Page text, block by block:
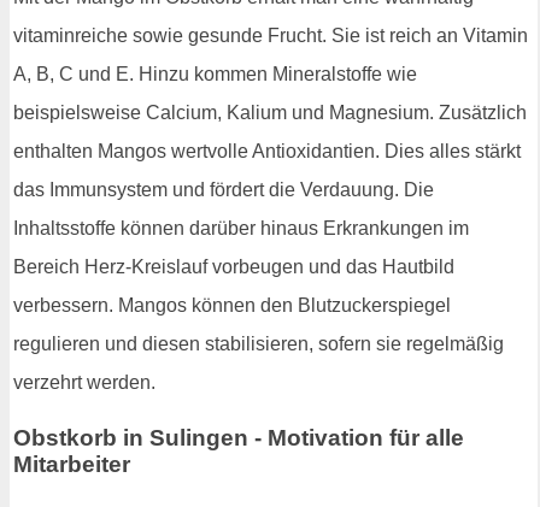
vitaminreiche sowie gesunde Frucht. Sie ist reich an Vitamin
A, B, C und E. Hinzu kommen Mineralstoffe wie
beispielsweise Calcium, Kalium und Magnesium. Zusätzlich
enthalten Mangos wertvolle Antioxidantien. Dies alles stärkt
das Immunsystem und fördert die Verdauung. Die
Inhaltsstoffe können darüber hinaus Erkrankungen im
Bereich Herz-Kreislauf vorbeugen und das Hautbild
verbessern. Mangos können den Blutzuckerspiegel
regulieren und diesen stabilisieren, sofern sie regelmäßig
verzehrt werden.
Obstkorb in Sulingen - Motivation für alle
Mitarbeiter